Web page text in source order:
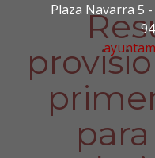
Plaza Navarra 5